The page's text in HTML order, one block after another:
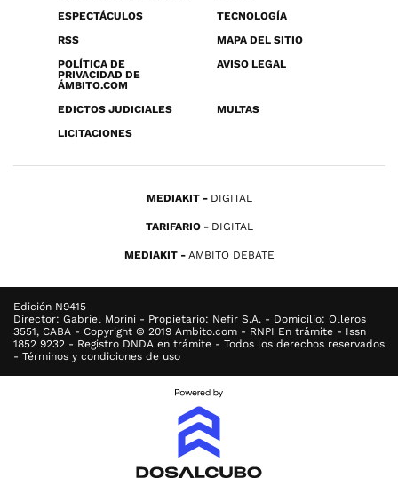
ESPECTÁCULOS
TECNOLOGÍA
RSS
MAPA DEL SITIO
POLÍTICA DE
PRIVACIDAD DE
ÁMBITO.COM
AVISO LEGAL
EDICTOS JUDICIALES
MULTAS
LICITACIONES
MEDIAKIT DIGITAL
TARIFARIO DIGITAL
MEDIAKIT AMBITO DEBATE
Edición N9415
Director: Gabriel Morini - Propietario: Nefir S.A. - Domicilio: Olleros
3551, CABA - Copyright © 2019 Ambito.com - RNPI En trámite - Issn
1852 9232 - Registro DNDA en trámite - Todos los derechos reservados
- Términos y condiciones de uso